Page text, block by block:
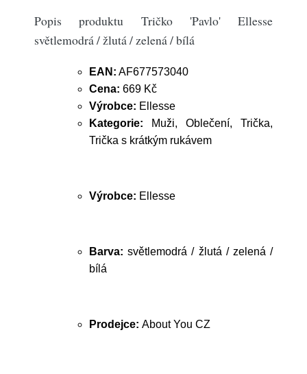
Popis produktu Tričko 'Pavlo' Ellesse
světlemodrá / žlutá / zelená / bílá
EAN: AF677573040
Cena: 669 Kč
Výrobce: Ellesse
Kategorie: Muži, Oblečení, Trička,
Trička s krátkým rukávem
Výrobce: Ellesse
Barva:světlemodrá / žlutá / zelená /
bílá
Prodejce: About You CZ